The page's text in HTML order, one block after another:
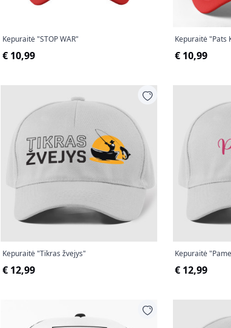
Kepuraitė "STOP WAR"
€ 10,99
Kepuraitė "Pats
€ 10,99
Kepuraitė "Tikras žvejys"
€ 12,99
Kepuraitė
€ 12,99